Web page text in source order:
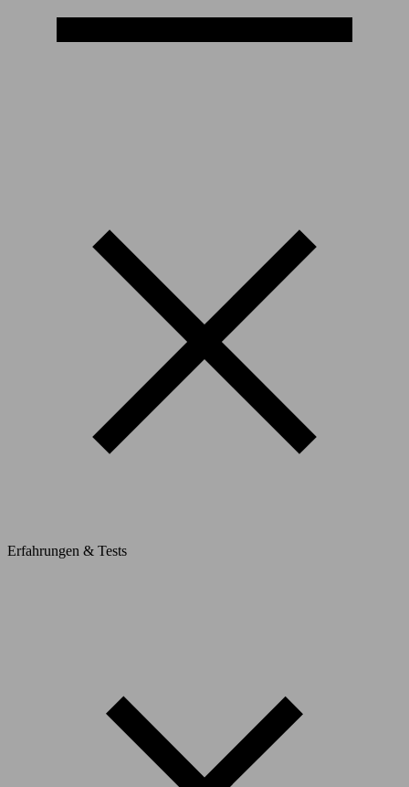
Erfahrungen & Tests